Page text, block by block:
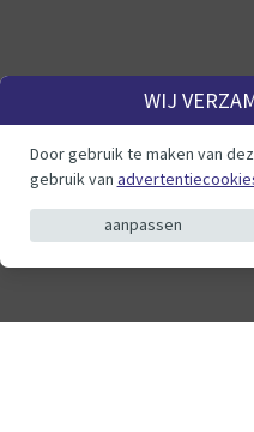
WIJ
Door gebruik te maken van
gebruik van
aanpassen